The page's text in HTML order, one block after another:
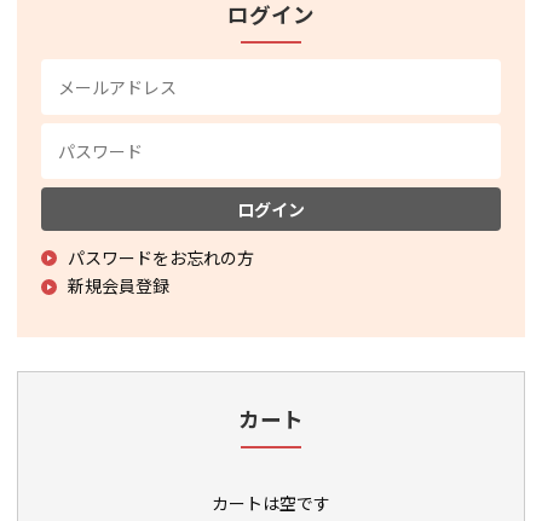
ログイン
ログイン
パスワードをお忘れの方
新規会員登録
カート
カートは空です